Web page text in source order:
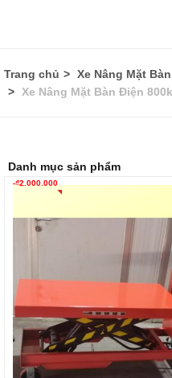
Trang chủ
Xe Nâng Mặt Bàn
Xe Nâng Mặt Bàn Điện
Danh mục sản phẩm
-₫2.000.000